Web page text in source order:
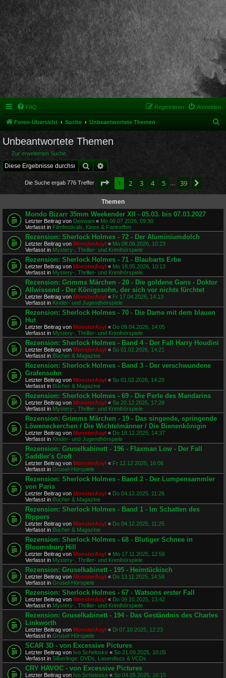
FAQ Anmelden
Registrieren
Foren-Übersicht Suche Unbeantwortete Themen
Unbeantwortete Themen
Zur erweiterten Suche
Suche
Die Suche ergab 776 Treffer Seite von
1 2 3 4 5 39
Themen
Mondo Bizarr 35mm Weekender XII - 05.03. bis 07.03.2027
Letzter Beitrag von Deewani « Mo 06.07.2026, 09:30
Verfasst in Filmfestivals, Kinos & Fantreffen
Rezension: Sherlock Holmes - 72 - Der Aluminiumdolch
Letzter Beitrag von MonsterAsyl « Mo 08.06.2026, 10:23
Verfasst in Mystery-, Thriller- und Krimihörspiele
Rezension: Sherlock Holmes - 71 - Blaubarts Erbe
Letzter Beitrag von MonsterAsyl « Mo 18.05.2026, 10:13
Verfasst in Mystery-, Thriller- und Krimihörspiele
Rezension: Grimms Märchen - 20 - Die goldene Gans - Doktor
Allwissend - Der Königssohn, der sich vor nichts fürchtet
Letzter Beitrag von MonsterAsyl « Fr 17.04.2026, 14:13
Verfasst in Kinder- und Jugendhörspiele
Rezension: Sherlock Holmes - 70 - Die Dame mit dem blauen
Hut
Letzter Beitrag von MonsterAsyl « Do 09.04.2026, 14:05
Verfasst in Mystery-, Thriller- und Krimihörspiele
Rezension: Sherlock Holmes - Band 4 - Der Fall Harry Houdini
Letzter Beitrag von MonsterAsyl « So 01.02.2026, 14:21
Verfasst in Bücher & Magazine
Rezension: Sherlock Holmes - Band 3 - Der verschwundene
Grafensohn
Letzter Beitrag von MonsterAsyl « So 01.02.2026, 14:20
Verfasst in Bücher & Magazine
Rezension: Sherlock Holmes - 69 - Die Perle des Mandarins
Letzter Beitrag von MonsterAsyl « Sa 20.12.2025, 17:28
Verfasst in Mystery-, Thriller- und Krimihörspiele
Rezension: Grimms Märchen - 19 - Das singende, springende
Löweneckerchen / Die Wichtelmänner / Die Bienenkönigin
Letzter Beitrag von MonsterAsyl « Do 18.12.2025, 14:37
Verfasst in Kinder- und Jugendhörspiele
Rezension: Gruselkabinett - 196 - Flaxman Low - Der Fall
Saddler's Croft
Letzter Beitrag von MonsterAsyl « Fr 12.12.2025, 16:06
Verfasst in Grusel-Hörspiele
Rezension: Sherlock Holmes - Band 2 - Der Lumpensammler
von Paris
Letzter Beitrag von MonsterAsyl « Do 04.12.2025, 11:26
Verfasst in Bücher & Magazine
Rezension: Sherlock Holmes - Band 1 - Im Schatten des
Rippers
Letzter Beitrag von MonsterAsyl « Do 04.12.2025, 11:25
Verfasst in Bücher & Magazine
Rezension: Sherlock Holmes - 68 - Blutiger Schnee in
Bloomsbury Hill
Letzter Beitrag von MonsterAsyl « Mo 17.11.2025, 12:56
Verfasst in Mystery-, Thriller- und Krimihörspiele
Rezension: Gruselkabinett - 195 - Heimtückisch
Letzter Beitrag von MonsterAsyl « Do 13.11.2025, 14:58
Verfasst in Grusel-Hörspiele
Rezension: Sherlock Holmes - 67 - Watsons erster Fall
Letzter Beitrag von MonsterAsyl « Do 09.10.2025, 13:42
Verfasst in Mystery-, Thriller- und Krimihörspiele
Rezension: Gruselkabinett - 194 - Das Geständnis des Charles
Linkworth
Letzter Beitrag von MonsterAsyl « Di 07.10.2025, 12:23
Verfasst in Grusel-Hörspiele
SCAR 3D - von Excessive Pictures
Letzter Beitrag von Ivo Scheloske « So 21.09.2025, 10:05
Verfasst in Silberlinge: DVDs, Laserdiscs & VCDs
CRY HAVOC - von Excessive Pictures
Letzter Beitrag von Ivo Scheloske « So 04.05.2025, 10:15